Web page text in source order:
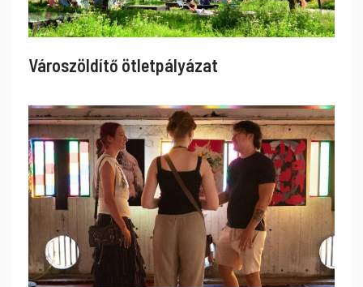
Városzöldítő ötletpályázat